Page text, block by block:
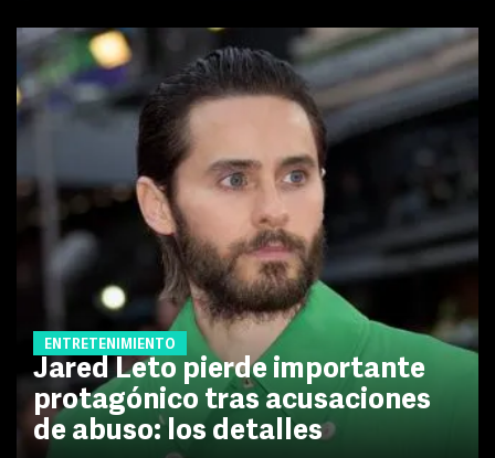
ENTRETENIMIENTO
Jared Leto pierde importante
protagónico tras acusaciones
de abuso: los detalles